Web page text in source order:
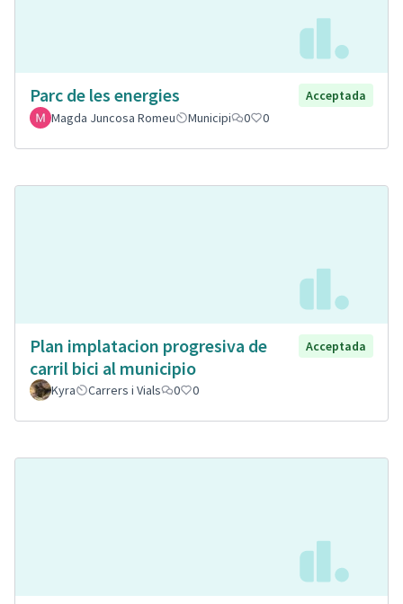
Parc de les energies
Acceptada
Magda Juncosa Romeu
Municipi 0 0
Plan implatacion progresiva de
carril bici al municipio
Acceptada
Kyra Carrers i Vials 0 0